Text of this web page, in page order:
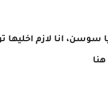
سوسن، انا لازم اخليها